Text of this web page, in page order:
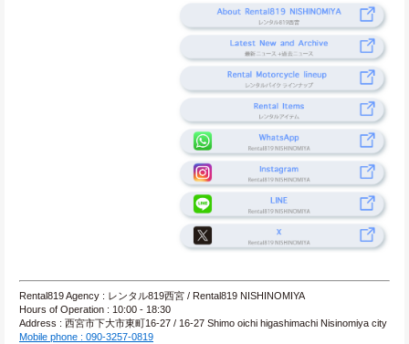
Rental819 Agency : レンタル819西宮 / Rental819 NISHINOMIYA
Hours of Operation : 10:00 - 18:30
Address : 西宮市下大市東町16-27 / 16-27 Shimo oichi higashimachi Nisinomiya city
Mobile phone : 090-3257-0819